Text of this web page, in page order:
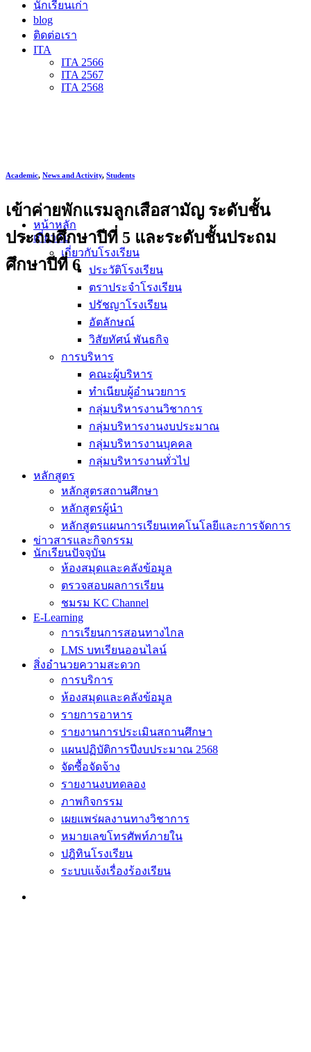
นักเรียนเก่า
blog
ติดต่อเรา
ITA
ITA 2566
ITA 2567
ITA 2568
หน้าหลัก
เกี่ยวกับ
เกี่ยวกับโรงเรียน
ประวัติโรงเรียน
ตราประจำโรงเรียน
ปรัชญาโรงเรียน
อัตลักษณ์
วิสัยทัศน์ พันธกิจ
การบริหาร
คณะผู้บริหาร
ทำเนียบผู้อำนวยการ
กลุ่มบริหารงานวิชาการ
กลุ่มบริหารงานงบประมาณ
กลุ่มบริหารงานบุคคล
กลุ่มบริหารงานทั่วไป
หลักสูตร
หลักสูตรสถานศึกษา
หลักสูตรผู้นำ
หลักสูตรแผนการเรียนเทคโนโลยีและการจัดการ
ข่าวสารและกิจกรรม
นักเรียนปัจจุบัน
ห้องสมุดและคลังข้อมูล
ตรวจสอบผลการเรียน
ชมรม KC Channel
E-Learning
การเรียนการสอนทางไกล
LMS บทเรียนออนไลน์
สิ่งอำนวยความสะดวก
การบริการ
ห้องสมุดและคลังข้อมูล
รายการอาหาร
รายงานการประเมินสถานศึกษา
แผนปฏิบัติการปีงบประมาณ 2568
จัดซื้อจัดจ้าง
รายงานงบทดลอง
ภาพกิจกรรม
เผยแพร่ผลงานทางวิชาการ
หมายเลขโทรศัพท์ภายใน
ปฎิทินโรงเรียน
ระบบแจ้งเรื่องร้องเรียน
Academic, News and Activity, Students
เข้าค่ายพักแรมลูกเสือสามัญ ระดับชั้น
ประถมศึกษาปีที่ 5 และระดับชั้นประถม
ศึกษาปีที่ 6